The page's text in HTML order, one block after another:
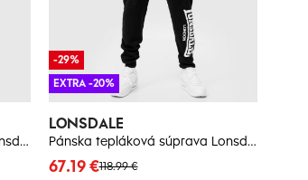
Pánska tepláková súprava Lonsdale 113952-Dark Navy
LONSDALE
Pánska tepláková súprava Lonsdale Hooded
118.99 €
67.19 €
-29%
EXTRA -20%